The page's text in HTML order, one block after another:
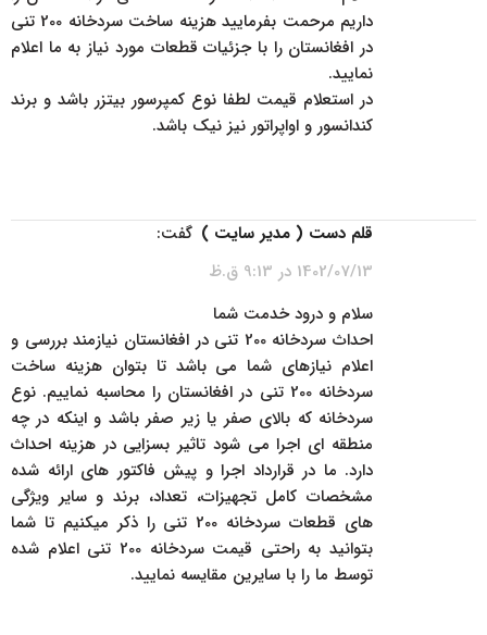
داریم مرحمت بفرمایید هزینه ساخت سردخانه 200 تنی
در افغانستان را با جزئیات قطعات مورد نیاز به ما اعلام
نمایید.
در استعلام قیمت لطفا نوع کمپرسور بیتزر باشد و برند
کندانسور و اواپراتور نیز نیک باشد.
قلم دست ( مدیر سایت ) گفت:
1402/07/13 در 9:13 ق.ظ
سلام و درود خدمت شما
احداث سردخانه 200 تنی در افغانستان نیازمند بررسی و
اعلام نیازهای شما می باشد تا بتوان هزینه ساخت
سردخانه 200 تنی در افغانستان را محاسبه نماییم. نوع
سردخانه که بالای صفر یا زیر صفر باشد و اینکه در چه
منطقه ای اجرا می شود تاثیر بسزایی در هزینه احداث
دارد. ما در قرارداد اجرا و پیش فاکتور های ارائه شده
مشخصات کامل تجهیزات، تعداد، برند و سایر ویژگی
های قطعات سردخانه 200 تنی را ذکر میکنیم تا شما
بتوانید به راحتی قیمت سردخانه 200 تنی اعلام شده
توسط ما را با سایرین مقایسه نمایید.